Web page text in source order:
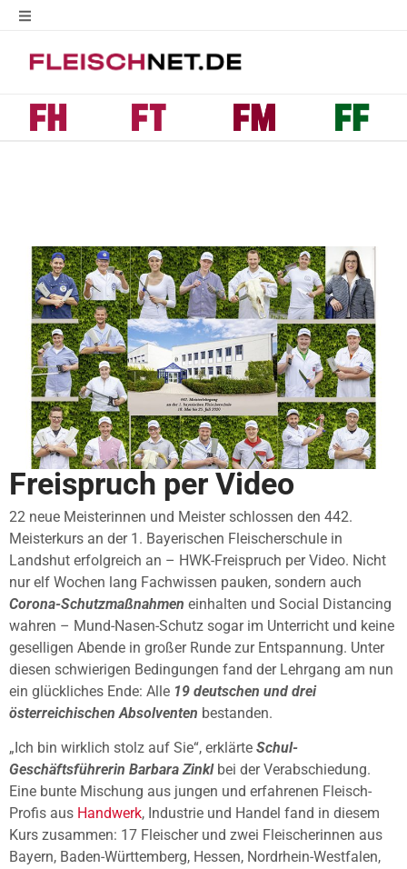
Freispruch per Video
22 neue Meisterinnen und Meister schlossen den 442.
Meisterkurs an der 1. Bayerischen Fleischerschule in
Landshut erfolgreich an – HWK-Freispruch per Video. Nicht
nur elf Wochen lang Fachwissen pauken, sondern auch
Corona-Schutzmaßnahmen einhalten und Social Distancing
wahren – Mund-Nasen-Schutz sogar im Unterricht und keine
geselligen Abende in großer Runde zur Entspannung. Unter
diesen schwierigen Bedingungen fand der Lehrgang am nun
ein glückliches Ende: Alle 19 deutschen und drei
österreichischen Absolventen bestanden.
„Ich bin wirklich stolz auf Sie“, erklärte Schul-
Geschäftsführerin Barbara Zinkl bei der Verabschiedung.
Eine bunte Mischung aus jungen und erfahrenen Fleisch-
Profis aus Handwerk, Industrie und Handel fand in diesem
Kurs zusammen: 17 Fleischer und zwei Fleischerinnen aus
Bayern, Baden-Württemberg, Hessen, Nordrhein-Westfalen,